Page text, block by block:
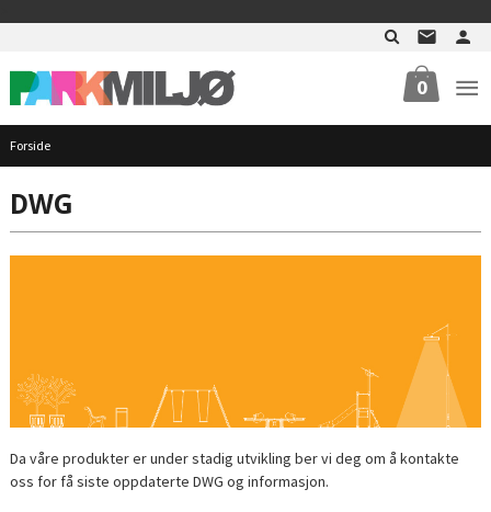
0
Forside
DWG
Da våre produkter er under stadig utvikling ber vi deg om å kontakte
oss for få siste oppdaterte DWG og informasjon.